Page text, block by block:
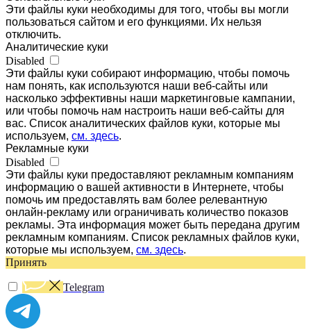
Эти файлы куки необходимы для того, чтобы вы могли
пользоваться сайтом и его функциями. Их нельзя
отключить.
Аналитические куки
Disabled
Эти файлы куки собирают информацию, чтобы помочь
нам понять, как используются наши веб-сайты или
насколько эффективны наши маркетинговые кампании,
или чтобы помочь нам настроить наши веб-сайты для
вас. Список аналитических файлов куки, которые мы
используем, см. здесь.
Рекламные куки
Disabled
Эти файлы куки предоставляют рекламным компаниям
информацию о вашей активности в Интернете, чтобы
помочь им предоставлять вам более релевантную
онлайн-рекламу или ограничивать количество показов
рекламы. Эта информация может быть передана другим
рекламным компаниям. Список рекламных файлов куки,
которые мы используем, см. здесь.
Принять
Telegram